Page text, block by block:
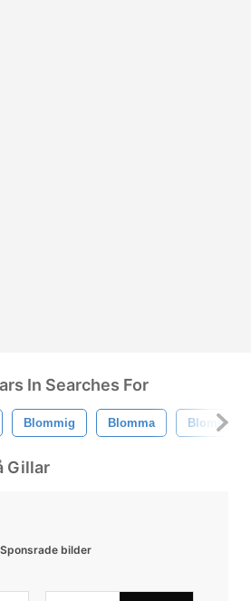
In Searches For
Blommig Blomma Blommor
Gillar
Sponsrade bilder